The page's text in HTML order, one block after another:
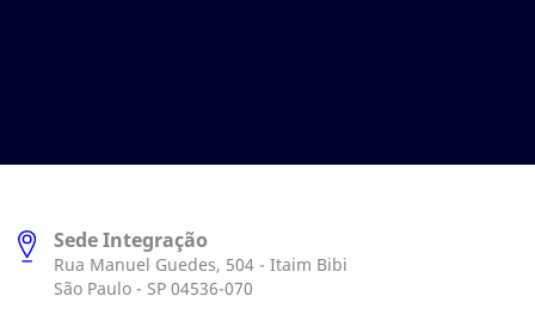
Sede Integração
Rua Manuel Guedes, 504 - Itaim Bibi
São Paulo - SP 04536-070